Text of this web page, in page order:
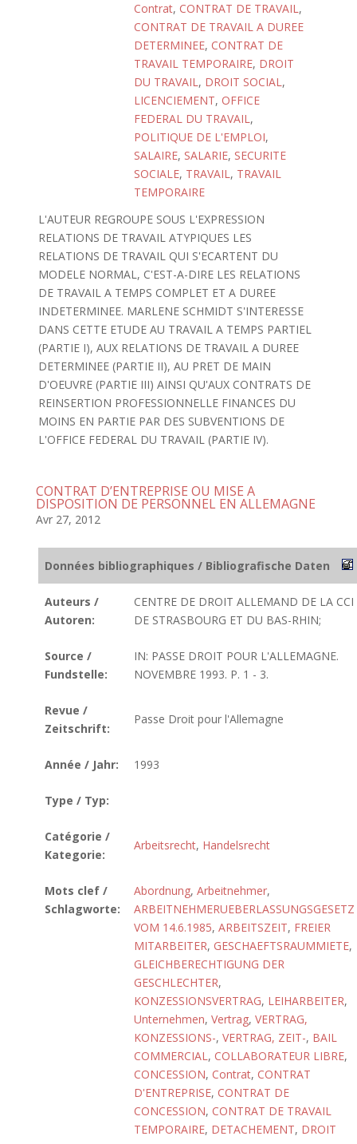
Contrat, CONTRAT DE TRAVAIL,
CONTRAT DE TRAVAIL A DUREE
DETERMINEE, CONTRAT DE
TRAVAIL TEMPORAIRE, DROIT
DU TRAVAIL, DROIT SOCIAL,
LICENCIEMENT, OFFICE
FEDERAL DU TRAVAIL,
POLITIQUE DE L'EMPLOI,
SALAIRE, SALARIE, SECURITE
SOCIALE, TRAVAIL, TRAVAIL
TEMPORAIRE
L'AUTEUR REGROUPE SOUS L'EXPRESSION
RELATIONS DE TRAVAIL ATYPIQUES LES
RELATIONS DE TRAVAIL QUI S'ECARTENT DU
MODELE NORMAL, C'EST-A-DIRE LES RELATIONS
DE TRAVAIL A TEMPS COMPLET ET A DUREE
INDETERMINEE. MARLENE SCHMIDT S'INTERESSE
DANS CETTE ETUDE AU TRAVAIL A TEMPS PARTIEL
(PARTIE I), AUX RELATIONS DE TRAVAIL A DUREE
DETERMINEE (PARTIE II), AU PRET DE MAIN
D'OEUVRE (PARTIE III) AINSI QU'AUX CONTRATS DE
REINSERTION PROFESSIONNELLE FINANCES DU
MOINS EN PARTIE PAR DES SUBVENTIONS DE
L'OFFICE FEDERAL DU TRAVAIL (PARTIE IV).
CONTRAT D’ENTREPRISE OU MISE A
DISPOSITION DE PERSONNEL EN ALLEMAGNE
Avr 27, 2012
Données bibliographiques / Bibliografische Daten
Auteurs /
Autoren:
CENTRE DE DROIT ALLEMAND DE LA CCI
DE STRASBOURG ET DU BAS-RHIN;
Source /
Fundstelle:
IN: PASSE DROIT POUR L'ALLEMAGNE.
NOVEMBRE 1993. P. 1 - 3.
Revue /
Zeitschrift:
Passe Droit pour l'Allemagne
Année / Jahr: 1993
Type / Typ:
Catégorie /
Kategorie:
Arbeitsrecht, Handelsrecht
Mots clef /
Schlagworte:
Abordnung, Arbeitnehmer,
ARBEITNEHMERUEBERLASSUNGSGESETZ
VOM 14.6.1985, ARBEITSZEIT, FREIER
MITARBEITER, GESCHAEFTSRAUMMIETE,
GLEICHBERECHTIGUNG DER
GESCHLECHTER,
KONZESSIONSVERTRAG, LEIHARBEITER,
Unternehmen, Vertrag, VERTRAG,
KONZESSIONS-, VERTRAG, ZEIT-, BAIL
COMMERCIAL, COLLABORATEUR LIBRE,
CONCESSION, Contrat, CONTRAT
D'ENTREPRISE, CONTRAT DE
CONCESSION, CONTRAT DE TRAVAIL
TEMPORAIRE, DETACHEMENT, DROIT